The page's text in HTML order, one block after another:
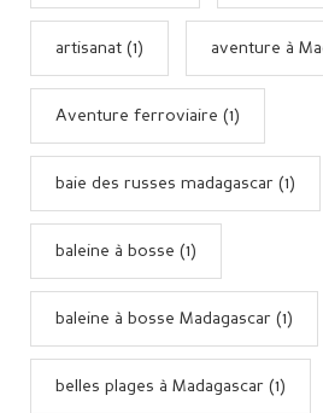
artisanat (1) aventure à
Aventure ferroviaire (1)
baie des russes madagascar (1)
baleine à bosse (1)
baleine à bosse Madagascar (1)
belles plages à Madagascar (1)